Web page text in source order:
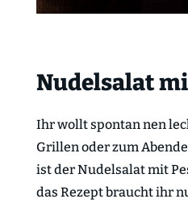
Nudelsalat
Ihr wollt spontan nen
Grillen oder zum
ist der Nudelsalat mit
das Rezept braucht ihr